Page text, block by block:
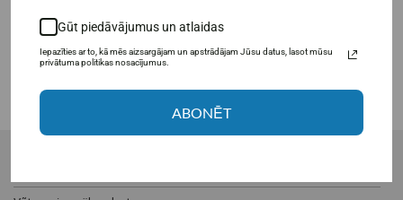
Tauku dedzinātāji un L-karnitīns
Vairāk
Gūt piedāvājumus un atlaidas
Iepazīties ar to, kā mēs aizsargājam un apstrādājam Jūsu datus, lasot mūsu
privātuma politikas nosacījumus.
ABONĒT